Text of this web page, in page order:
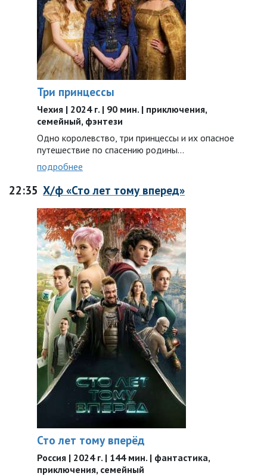
Три принцессы
Чехия | 2024 г. | 90 мин. | приключения,
семейный, фэнтези
Одно королевство, три принцессы и их опасное
путешествие по спасению родины…
подробнее
22:35 Х/ф «Сто лет тому вперед»
Сто лет тому вперёд
Россия | 2024 г. | 144 мин. | фантастика,
приключения, семейный